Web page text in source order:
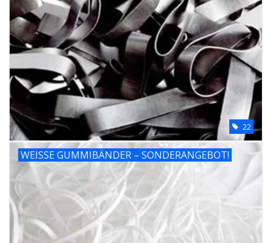
22
WEISSE GUMMIBÄNDER – SONDERANGEBOT!